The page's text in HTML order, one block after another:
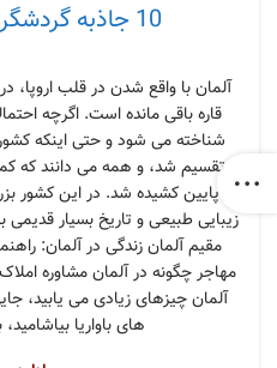
10 جاذبه گردشگری برتر در آلمان
آلمان با واقع شدن در قلب اروپا،
قاره باقی مانده است. اگرچه
شناخته می شود و حتی اینکه
تقسیم شد، و همه می دانند که
پایین کشیده شد. در این کشور
زیبایی طبیعی و تاریخ بسیار قدیمی
مقیم آلمان زندگی در آلمان:
مهاجر چگونه در آلمان مشاوره
آلمان چیزهای زیادی می یابید،
های باواریا